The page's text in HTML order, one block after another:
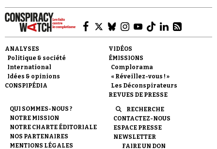
Demander à Vera
ANALYSES
Politique & société
International
Idées & opinions
CONSPIPÉDIA
VIDÉOS
ÉMISSIONS
Complorama
« Réveillez-vous ! »
Les Déconspirateurs
REVUES DE PRESSE
QUI SOMMES-NOUS ?
NOTRE MISSION
NOTRE CHARTE ÉDITORIALE
NOS PARTENAIRES
MENTIONS LÉGALES
RECHERCHE
CONTACTEZ-NOUS
ESPACE PRESSE
NEWSLETTER
FAIRE UN DON